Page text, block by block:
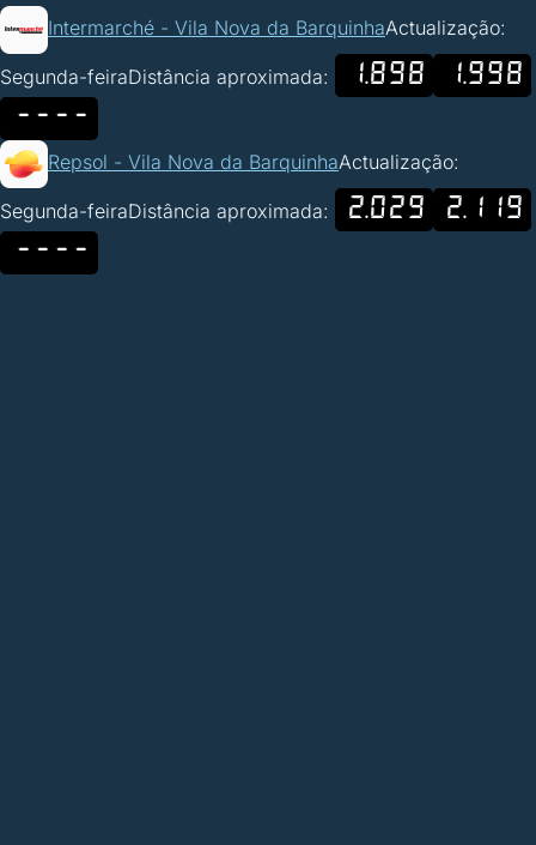
Intermarché - Vila Nova da BarquinhaActualização:
Segunda-feiraDistância aproximada: 1.898
1.998
----
Repsol - Vila Nova da BarquinhaActualização:
Segunda-feiraDistância aproximada: 2.029
2.119
----